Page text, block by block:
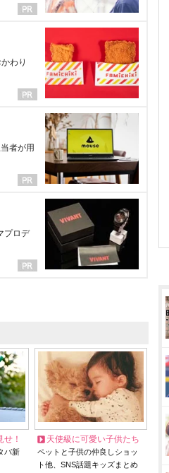
わり
者が用
プロデ
！
バ新
天使級に可愛い子供たち
ペットと子供の仲良しショッ
ト他、SNS話題キッズまとめ